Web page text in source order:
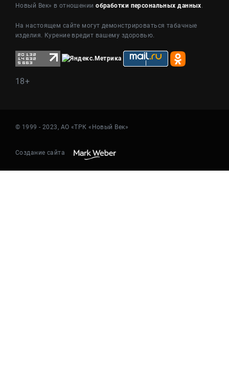
Новый Век» в отношенииобработки персональных данных.
На настоящем сайте могут демонстрироваться табачные
изделия. Курение вредит вашему здоровью.
18+
© 1999 - 2023, АО «ТРК «Новый Век»
Создание сайта